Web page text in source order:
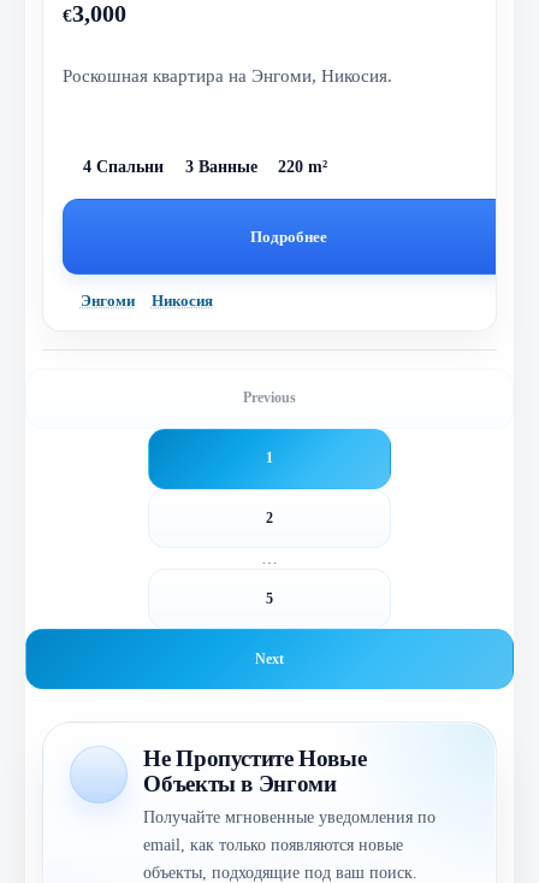
€3,000
Роскошная квартира на Энгоми, Никосия.
4 Спальни 3 Ванные 220 m²
Подробнее
Энгоми Никосия
Previous
1
2
…
5
Next
Не Пропустите Новые
Объекты в Энгоми
Получайте мгновенные уведомления по
email, как только появляются новые
объекты, подходящие под ваш поиск.